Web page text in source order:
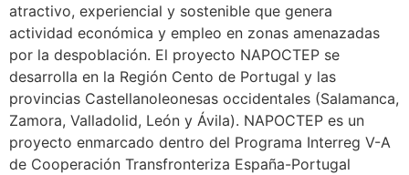
atractivo, experiencial y sostenible que genera
actividad económica y empleo en zonas amenazadas
por la despoblación. El proyecto NAPOCTEP se
desarrolla en la Región Cento de Portugal y las
provincias Castellanoleonesas occidentales (Salamanca,
Zamora, Valladolid, León y Ávila). NAPOCTEP es un
proyecto enmarcado dentro del Programa Interreg V-A
de Cooperación Transfronteriza España-Portugal